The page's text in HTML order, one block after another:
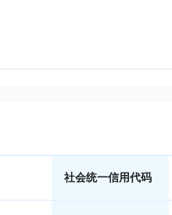
社会统一信用代码